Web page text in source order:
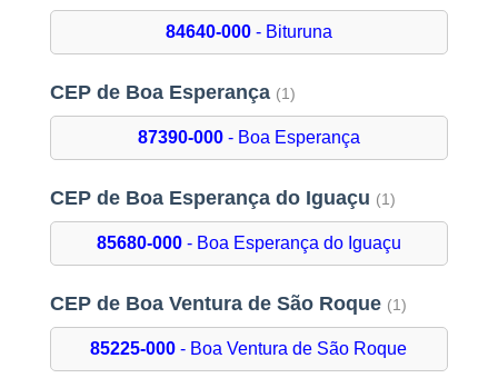
84640-000- Bituruna
CEP de Boa Esperança (1)
87390-000- Boa Esperança
CEP de Boa Esperança do Iguaçu (1)
85680-000- Boa Esperança do Iguaçu
CEP de Boa Ventura de São Roque (1)
85225-000 - Boa Ventura de São Roque